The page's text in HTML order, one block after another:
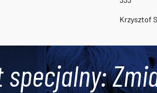
Krzysztof
specjalny: